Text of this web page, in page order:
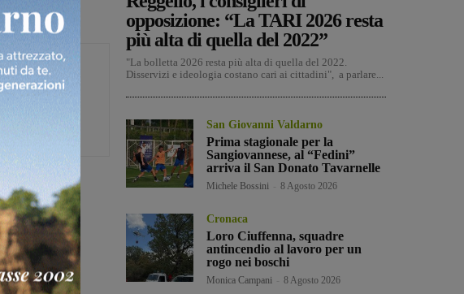
opposizione: “La TARI 2026 resta
più alta di quella del 2022”
"La bolletta 2026 resta più alta di quella del 2022.
Disservizi e ideologia costano cari ai cittadini", a parlare...
San Giovanni Valdarno
Prima stagionale per la
Sangiovannese, al “Fedini”
arriva il San Donato Tavarnelle
Michele Bossini 8 Agosto 2026
Cronaca
Loro Ciuffenna, squadre
antincendio al lavoro per un
rogo nei boschi
Monica Campani 8 Agosto 2026